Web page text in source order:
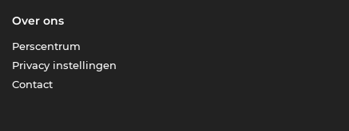
Over ons
Perscentrum
Privacy instellingen
Contact